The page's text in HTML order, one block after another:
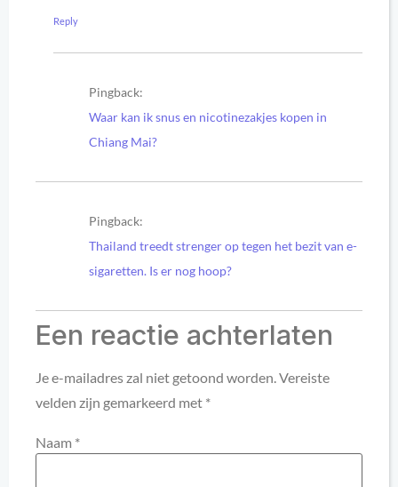
Reply
Pingback:
Waar kan ik snus en nicotinezakjes kopen in
Chiang Mai?
Pingback:
Thailand treedt strenger op tegen het bezit van e-
sigaretten. Is er nog hoop?
Een reactie achterlaten
Je e-mailadres zal niet getoond worden.Vereiste
velden zijn gemarkeerd met *
Naam *